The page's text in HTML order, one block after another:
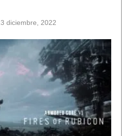
diciembre, 2022